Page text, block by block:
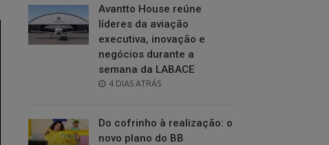
Avantto House reúne
líderes da aviação
executiva, inovação e
negócios durante a
semana da LABACE
POSTED
4 DIAS ATRÁS
Do cofrinho à realização: o
novo plano do BB